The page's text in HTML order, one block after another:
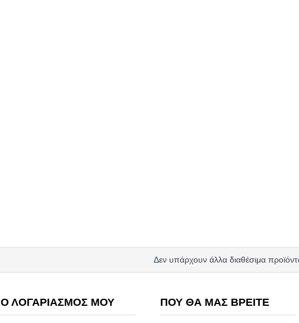
Δεν υπάρχουν άλλα διαθέσιμα
Ο ΛΟΓΑΡΙΑΣΜΌΣ ΜΟΥ ΠΟΥ ΘΑ ΜΑΣ ΒΡΕΊΤΕ